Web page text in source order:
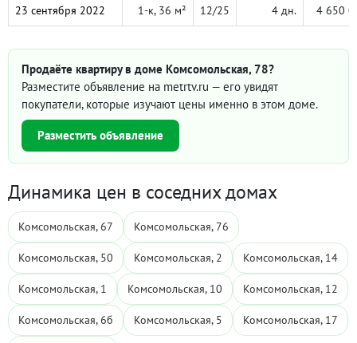
23 сентября 2022 1-к, 36 м² 12/25 4 дн. 4 650
Продаёте квартиру в доме Комсомольская, 78?
Разместите объявление на metrtv.ru — его увидят
покупатели, которые изучают цены именно в этом доме.
Разместить объявление
Динамика цен в соседних домах
Комсомольская, 67 Комсомольская, 76
Комсомольская, 50 Комсомольская, 2 Комсомольская, 14
Комсомольская, 1 Комсомольская, 10 Комсомольская, 12
Комсомольская, 6б Комсомольская, 5 Комсомольская, 17